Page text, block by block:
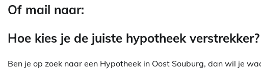
Of mail naar:
Hoe kies je de juiste hypotheek verstrekker?
Ben je op zoek naar een Hypotheek in Oost Souburg, dan wil je